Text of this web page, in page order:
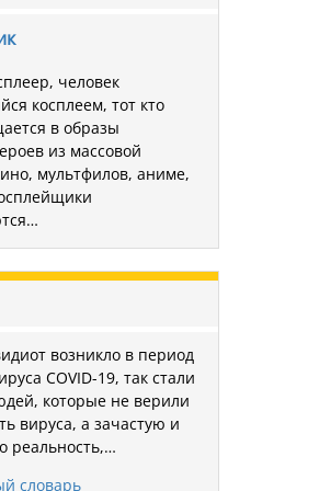
человек
косплеем, тот кто
в образы
из массовой
мультфилов, аниме,
возникло в период
COVID-19, так стали
которые не верили
вируса, а зачастую и
реальность,…
словарь